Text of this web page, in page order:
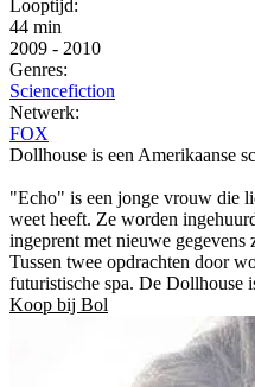
Looptijd:
44 min
2009 - 2010
Genres:
Sciencefiction
Netwerk:
FOX
Dollhouse is een Amerikaanse
"Echo" is een jonge vrouw die
weet heeft. Ze worden
ingeprent met nieuwe
Tussen twee opdrachten door
futuristische spa. De Dollhouse
Koop bij Bol